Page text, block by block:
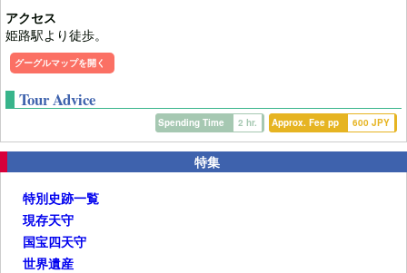
アクセス
姫路駅より徒歩。
グーグルマップを開く
Tour Advice
Approx. Fee pp 600 JPY
Spending Time 2 hr.
特集
特別史跡一覧
現存天守
国宝四天守
世界遺産